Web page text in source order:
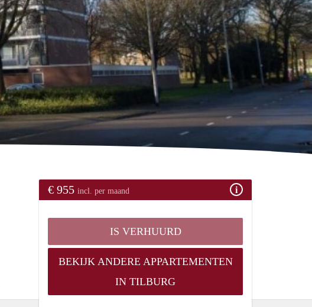
€ 955 incl. per maand
IS VERHUURD
BEKIJK ANDERE APPARTEMENTEN
IN TILBURG